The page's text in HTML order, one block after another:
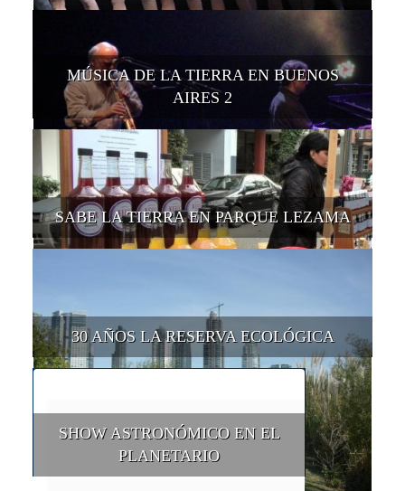
MÚSICA DE LA TIERRA EN BUENOS
AIRES 2
SABE LA TIERRA EN PARQUE LEZAMA
30 AÑOS LA RESERVA ECOLÓGICA
SHOW ASTRONÓMICO EN EL
PLANETARIO